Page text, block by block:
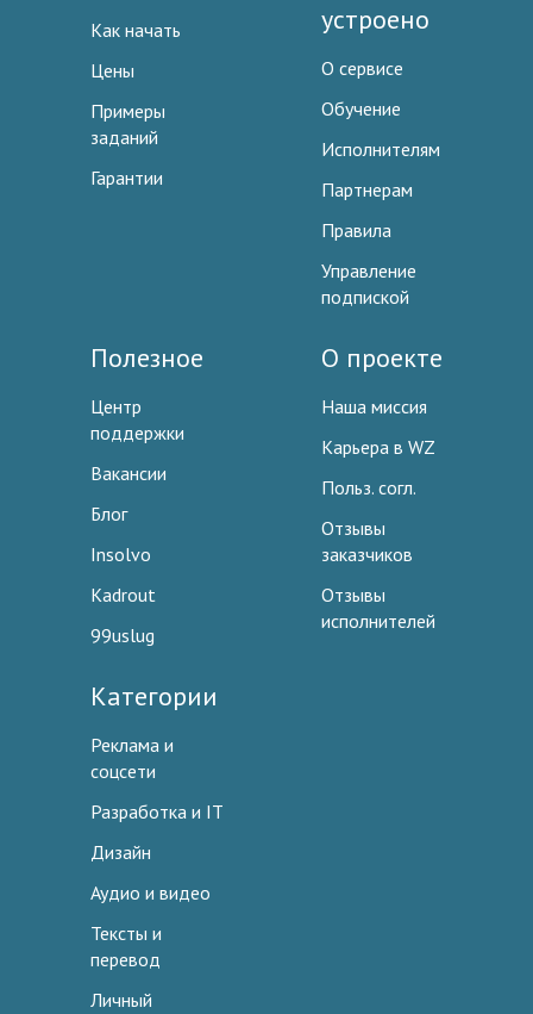
Как начать
Цены
Примеры
заданий
Гарантии
устроено
О сервисе
Обучение
Исполнителям
Партнерам
Правила
Управление
подпиской
Полезное
Центр
поддержки
Вакансии
Блог
Insolvo
Kadrout
99uslug
О проекте
Наша миссия
Карьера в WZ
Польз. согл.
Отзывы
заказчиков
Отзывы
исполнителей
Категории
Реклама и
соцсети
Разработка и IT
Дизайн
Аудио и видео
Тексты и
перевод
Личный